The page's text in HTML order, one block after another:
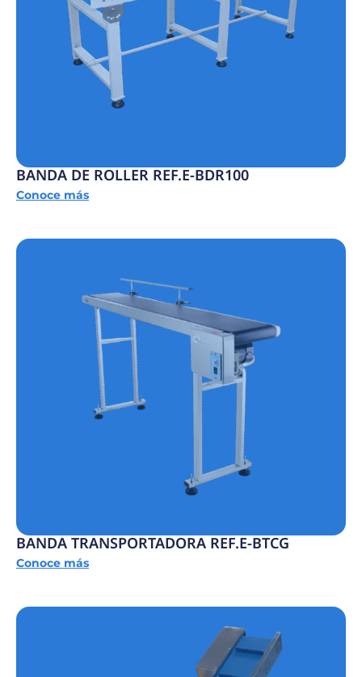
BANDA DE ROLLER REF.E-BDR100
Conoce más
BANDA TRANSPORTADORA REF.E-BTCG
Conoce más